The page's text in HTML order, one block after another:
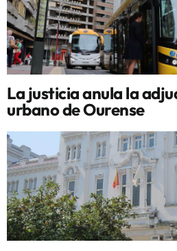
La justicia anula la
urbano de Ourense